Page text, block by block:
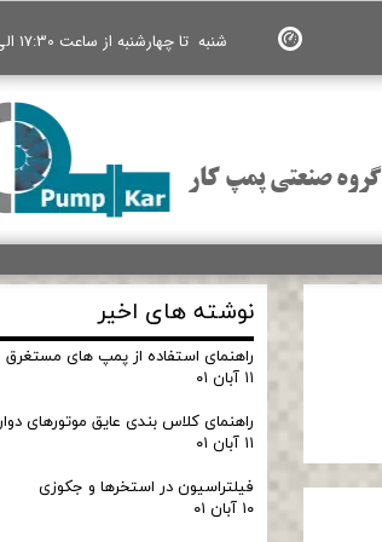
گروه صنعتی پمپ کار
شنبه تا چهارشنبه از ساعت 17:30 الی 09:00
نوشته های اخیر
راهنمای استفاده از پمپ های مستغرق
۱۱ آبان ۰۱
راهنمای کلاس بندی عایق موتورهای دوار
۱۱ آبان ۰۱
فیلتراسیون در استخرها و جکوزی
۱۰ آبان ۰۱